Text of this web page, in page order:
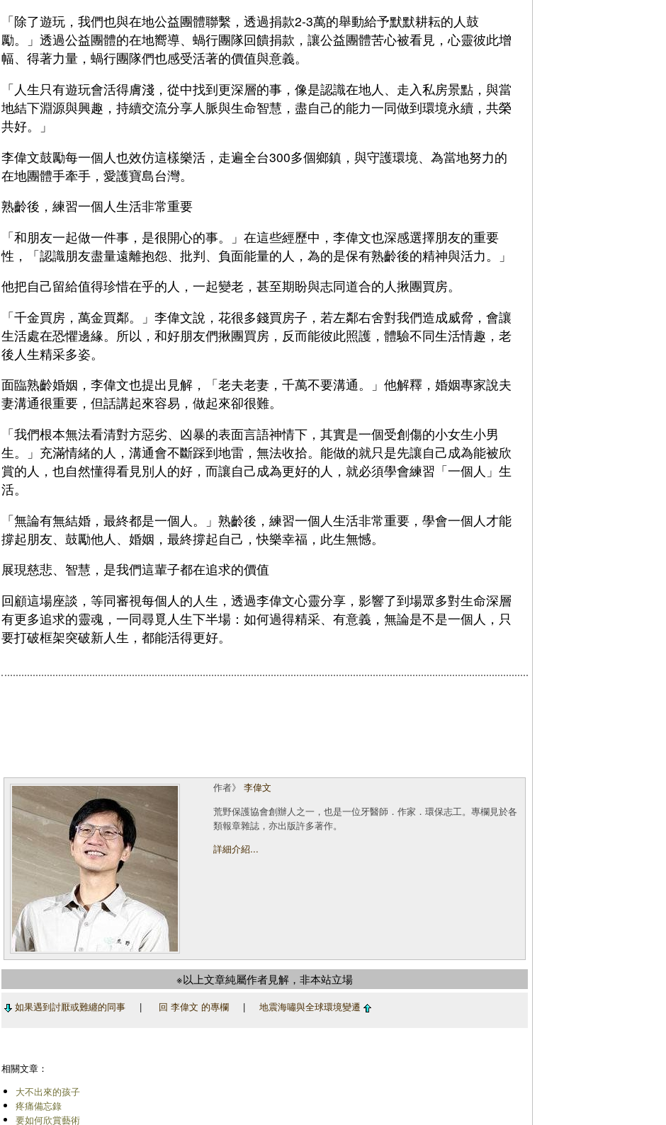
「除了遊玩，我們也與在地公益團體聯繫，透過捐款2-3萬的舉動給予默默耕耘的人鼓
勵。」透過公益團體的在地嚮導、蝸行團隊回饋捐款，讓公益團體苦心被看見，心靈彼此增
幅、得著力量，蝸行團隊們也感受活著的價值與意義。
「人生只有遊玩會活得膚淺，從中找到更深層的事，像是認識在地人、走入私房景點，與當
地結下淵源與興趣，持續交流分享人脈與生命智慧，盡自己的能力一同做到環境永續，共榮
共好。」
李偉文鼓勵每一個人也效仿這樣樂活，走遍全台300多個鄉鎮，與守護環境、為當地努力的
在地團體手牽手，愛護寶島台灣。
熟齡後，練習一個人生活非常重要
「和朋友一起做一件事，是很開心的事。」在這些經歷中，李偉文也深感選擇朋友的重要
性，「認識朋友盡量遠離抱怨、批判、負面能量的人，為的是保有熟齡後的精神與活力。」
他把自己留給值得珍惜在乎的人，一起變老，甚至期盼與志同道合的人揪團買房。
「千金買房，萬金買鄰。」李偉文說，花很多錢買房子，若左鄰右舍對我們造成威脅，會讓
生活處在恐懼邊緣。所以，和好朋友們揪團買房，反而能彼此照護，體驗不同生活情趣，老
後人生精采多姿。
面臨熟齡婚姻，李偉文也提出見解，「老夫老妻，千萬不要溝通。」他解釋，婚姻專家說夫
妻溝通很重要，但話講起來容易，做起來卻很難。
「我們根本無法看清對方惡劣、凶暴的表面言語神情下，其實是一個受創傷的小女生小男
生。」充滿情緒的人，溝通會不斷踩到地雷，無法收拾。能做的就只是先讓自己成為能被欣
賞的人，也自然懂得看見別人的好，而讓自己成為更好的人，就必須學會練習「一個人」生
活。
「無論有無結婚，最終都是一個人。」熟齡後，練習一個人生活非常重要，學會一個人才能
撐起朋友、鼓勵他人、婚姻，最終撐起自己，快樂幸福，此生無憾。
展現慈悲、智慧，是我們這輩子都在追求的價值
回顧這場座談，等同審視每個人的人生，透過李偉文心靈分享，影響了到場眾多對生命深層
有更多追求的靈魂，一同尋覓人生下半場：如何過得精采、有意義，無論是不是一個人，只
要打破框架突破新人生，都能活得更好。
作者》 李偉文
荒野保護協會創辦人之一，也是一位牙醫師．作家．環保志工。專欄見於各
類報章雜誌，亦出版許多著作。
詳細介紹...
※以上文章純屬作者見解，非本站立場
如果遇到討厭或難纏的同事| 回 李偉文 的專欄| 地震海嘯與全球環境變遷
相關文章：
大不出來的孩子
疼痛備忘錄
要如何欣賞藝術